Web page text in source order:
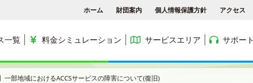
ホーム 財団案内 個人情報保護方針 アクセス
一覧
ACCSTV
ACCS光 with NTT東日本
料金シミュレーション
料金シミュレーション
サービスエリア
サービスエリア
サポート
各種手続き
一部地域におけるACCSサービスの障害について(復旧)